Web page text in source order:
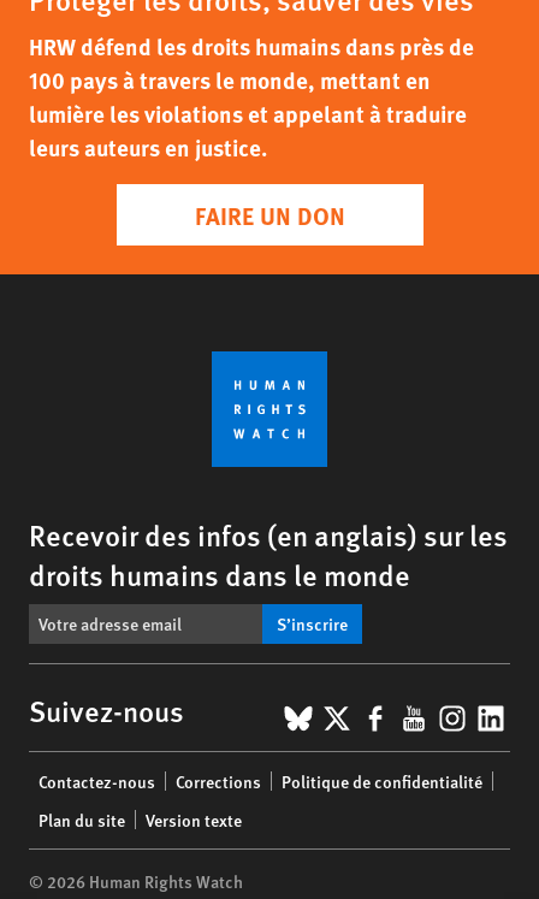
HRW défend les droits humains dans près de
100 pays à travers le monde, mettant en
lumière les violations et appelant à traduire
leurs auteurs en justice.
FAIRE UN DON
Recevoir des infos (en anglais) sur les
droits humains dans le monde
S’inscrire
Suivez-nous BlueSky
X Facebook
YouTube
menu
Contactez-nous Corrections
Politique de confidentialité
Plan du site
Version texte
© 2026 Human Rights Watch